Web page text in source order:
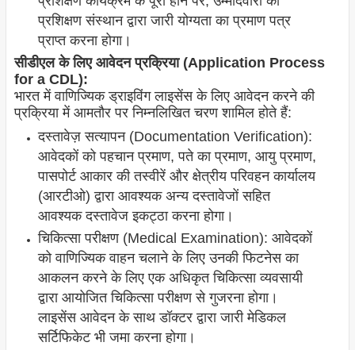
प्रशिक्षण संस्थान द्वारा जारी योग्यता का प्रमाण पत्र
प्राप्त करना होगा।
सीडीएल के लिए आवेदन प्रक्रिया (Application Process
for a CDL):
भारत में वाणिज्यिक ड्राइविंग लाइसेंस के लिए आवेदन करने की
प्रक्रिया में आमतौर पर निम्नलिखित चरण शामिल होते हैं:
दस्तावेज़ सत्यापन (Documentation Verification):
आवेदकों को पहचान प्रमाण, पते का प्रमाण, आयु प्रमाण,
पासपोर्ट आकार की तस्वीरें और क्षेत्रीय परिवहन कार्यालय
(आरटीओ) द्वारा आवश्यक अन्य दस्तावेजों सहित
आवश्यक दस्तावेज इकट्ठा करना होगा।
चिकित्सा परीक्षण (Medical Examination): आवेदकों
को वाणिज्यिक वाहन चलाने के लिए उनकी फिटनेस का
आकलन करने के लिए एक अधिकृत चिकित्सा व्यवसायी
द्वारा आयोजित चिकित्सा परीक्षण से गुजरना होगा।
लाइसेंस आवेदन के साथ डॉक्टर द्वारा जारी मेडिकल
सर्टिफिकेट भी जमा करना होगा।